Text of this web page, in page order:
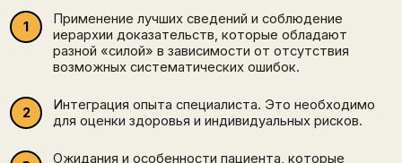
Применение лучших сведений и соблюдение
иерархии доказательств, которые обладают
разной «силой» в зависимости от отсутствия
возможных систематических ошибок.
Интеграция опыта специалиста. Это необходимо
для оценки здоровья и индивидуальных рисков.
Ожидания и особенности пациента, которые